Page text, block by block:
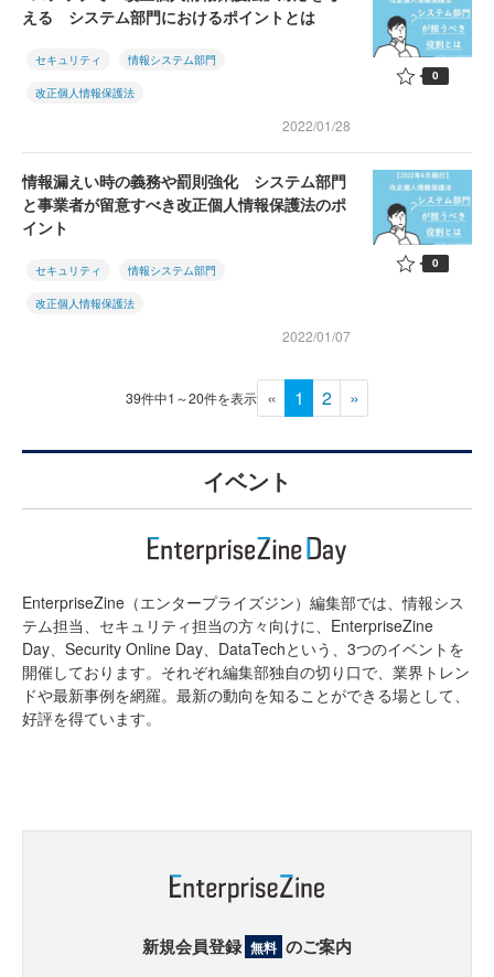
える システム部門におけるポイントとは
セキュリティ 情報システム部門
改正個人情報保護法
2022/01/28
0
情報漏えい時の義務や罰則強化 システム部門
と事業者が留意すべき改正個人情報保護法のポ
イント
セキュリティ 情報システム部門
改正個人情報保護法
2022/01/07
0
39件中1～20件を表示 « 1 2 »
イベント
EnterpriseZine（エンタープライズジン）編集部では、情報シス
テム担当、セキュリティ担当の方々向けに、EnterpriseZine
Day、Security Online Day、DataTechという、3つのイベントを
開催しております。それぞれ編集部独自の切り口で、業界トレン
ドや最新事例を網羅。最新の動向を知ることができる場として、
好評を得ています。
新規会員登録 無料 のご案内